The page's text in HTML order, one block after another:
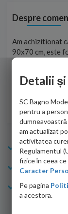
Despre
Am achizitionat
90x70 cm, este
de personalul
adus coletul in
Sofrone
Info Bagno
Cumparaturi
Suport clienti
Detalii
SC Bagno
pentru a
am actualizat
activitatea
Regulamentul
fizice în ceea
Caracter
Pe pagina
a acestora.